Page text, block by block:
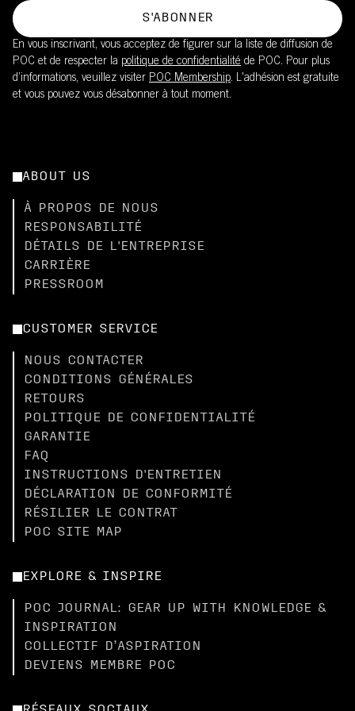
S'ABONNER
En vous inscrivant, vous acceptez de figurer sur la liste de diffusion de
POC et de respecter la politique de confidentialité de POC. Pour plus
d’informations, veuillez visiter POC Membership. L'adhésion est gratuite
et vous pouvez vous désabonner à tout moment.
ABOUT US
À PROPOS DE NOUS
RESPONSABILITÉ
DÉTAILS DE L'ENTREPRISE
CARRIÈRE
PRESSROOM
CUSTOMER SERVICE
NOUS CONTACTER
CONDITIONS GÉNÉRALES
RETOURS
POLITIQUE DE CONFIDENTIALITÉ
GARANTIE
FAQ
INSTRUCTIONS D'ENTRETIEN
DÉCLARATION DE CONFORMITÉ
RÉSILIER LE CONTRAT
POC SITE MAP
EXPLORE & INSPIRE
POC JOURNAL: GEAR UP WITH KNOWLEDGE &
INSPIRATION
COLLECTIF D’ASPIRATION
DEVIENS MEMBRE POC